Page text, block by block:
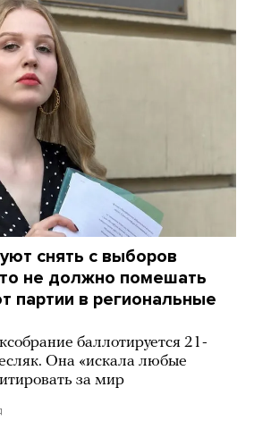
снять с выборов
не должно помешать
партии в региональные
баллотируется 21-
Она «искала любые
за мир